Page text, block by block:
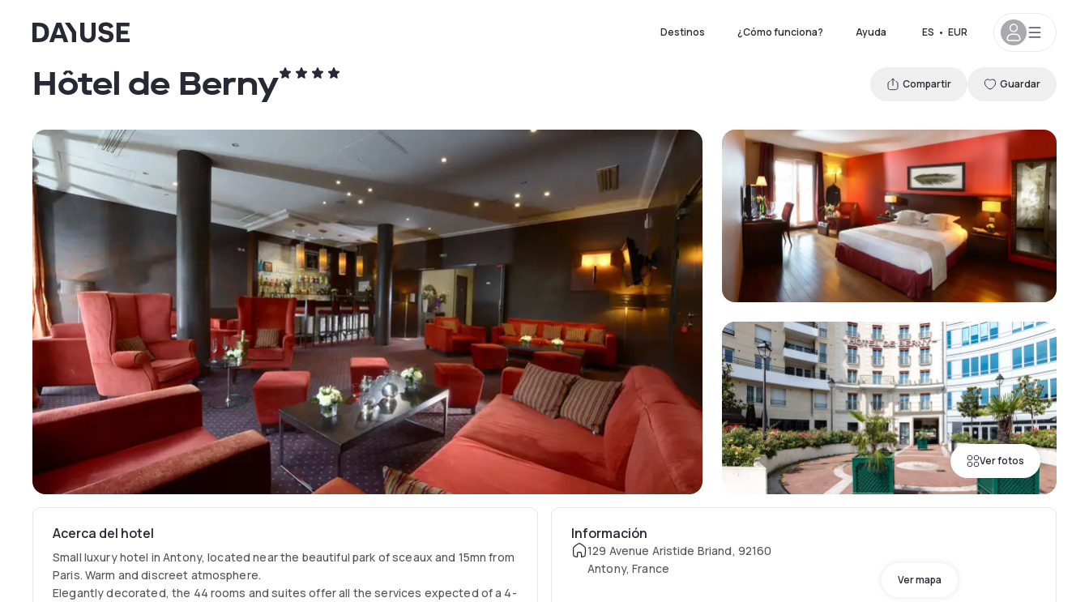
Dayuse Destinos ¿Cómo funciona? Ayuda ES • EUR
Ver fotos
Hôtel de Berny Compartir Guardar
Acerca del hotel
Small luxury hotel in Antony, located near the beautiful park of sceaux and 15mn from
Paris. Warm and discreet atmosphere.
Elegantly decorated, the 44 rooms and suites offer all the services expected of a 4-
Información
129 Avenue Aristide Briand, 92160
Antony, France
Ver mapa